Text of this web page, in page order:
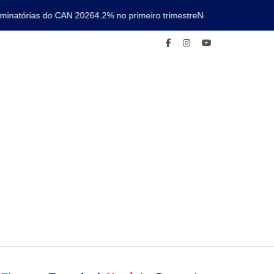
do CAN 20264.2% no primeiro trimestreNova linha de metro